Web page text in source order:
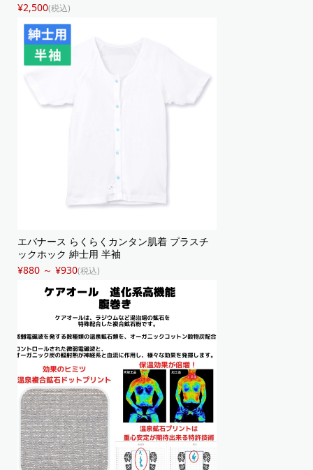
¥2,500(税込)
エバナース らくらくカンタン肌着 プラスチ
ックホック 紳士用 半袖
¥880 ～ ¥930(税込)